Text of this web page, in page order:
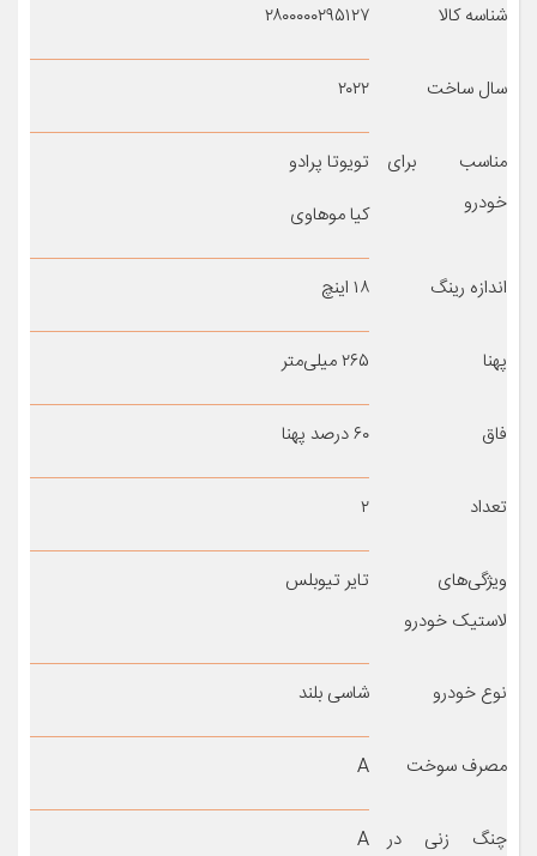
شناسه کالا ۲۸۰۰۰۰۰۲۹۵۱۲۷
سال ساخت ۲۰۲۲
مناسب برای
خودرو
تویوتا پرادو
کیا موهاوی
اندازه رینگ ۱۸ اینچ
پهنا ۲۶۵ میلی‌متر
فاق ۶۰ درصد پهنا
تعداد ۲
ویژگی‌های
لاستیک خودرو
تایر تیوبلس
نوع خودرو شاسی بلند
مصرف سوخت A
چنگ زنی در A